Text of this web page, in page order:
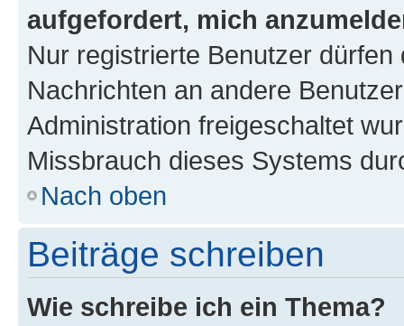
aufgefordert, mich
Nur registrierte Benutzer
Nachrichten an andere
Administration freigeschaltet
Missbrauch dieses Systems
Nach oben
Beiträge schreiben
Wie schreibe ich ein Thema?